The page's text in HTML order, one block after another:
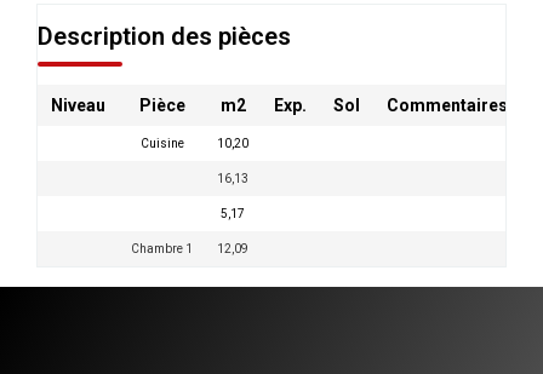
Description des pièces
Niveau Pièce m2 Exp. Sol Commentaires
Cuisine 10,20
16,13
5,17
Chambre 1 12,09